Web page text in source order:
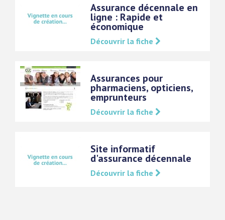
Assurance décennale en
ligne : Rapide et
économique
Découvrir la fiche
Assurances pour
pharmaciens, opticiens,
emprunteurs
Découvrir la fiche
Site informatif
d'assurance décennale
Découvrir la fiche